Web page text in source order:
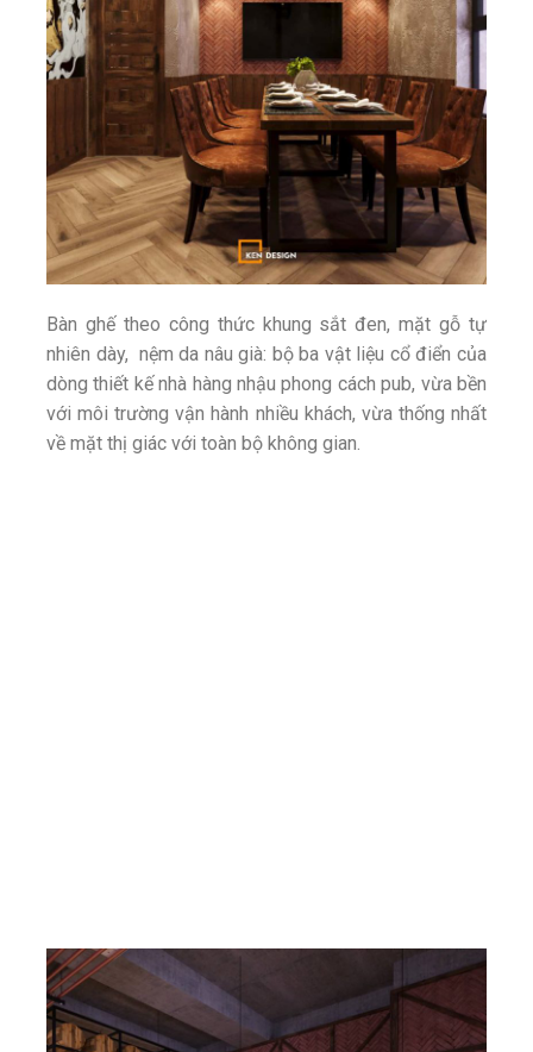
Bàn ghế theo công thức khung sắt đen, mặt gỗ tự
nhiên dày, nệm da nâu già: bộ ba vật liệu cổ điển của
dòng thiết kế nhà hàng nhậu phong cách pub, vừa bền
với môi trường vận hành nhiều khách, vừa thống nhất
về mặt thị giác với toàn bộ không gian.